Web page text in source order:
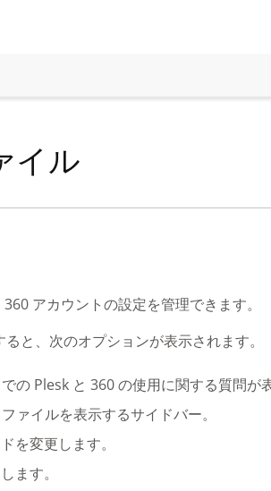
イル
アカウントの設定を管理できます。
と、次のオプションが表示されます。
の Plesk と 360 の使用に関する質問が
ァイルを表示するサイドバー。
を変更します。
ます。